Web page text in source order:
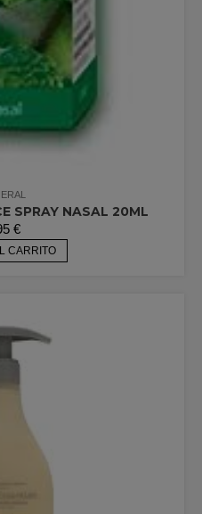
SPRAY NASAL 20ML
€
CARRITO